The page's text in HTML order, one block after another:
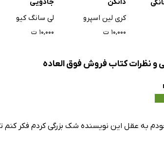
دانکن
کری لین اسپرو
۱۰,۰۰۰ ت
جادویی
لی سانگ کیو
۱۰,۰۰۰ ت
و نظرات کتاب فروش فوق العاده
به عقل این نویسنده شک بزرگی کردم فکر کنم